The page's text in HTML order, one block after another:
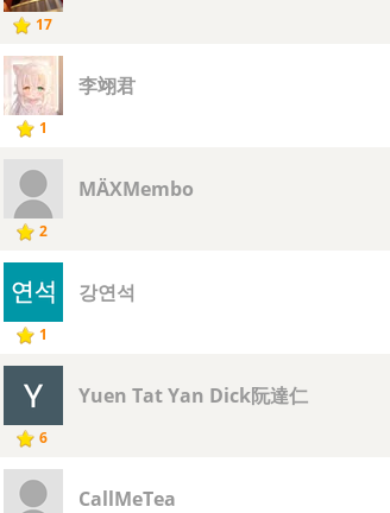
17
1
李翊君
2
MÄXMembo
1
강연석
6
Yuen Tat Yan Dick阮達仁
CallMeTea